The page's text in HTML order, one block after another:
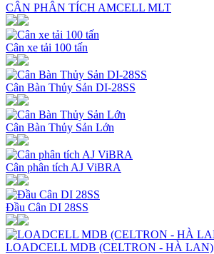
CÂN PHÂN TÍCH AMCELL MLT
Cân xe tải 100 tấn
Cân Bàn Thủy Sản DI-28SS
Cân Bàn Thủy Sản Lớn
Cân phân tích AJ ViBRA
Đầu Cân DI 28SS
LOADCELL MDB (CELTRON - HÀ LAN)